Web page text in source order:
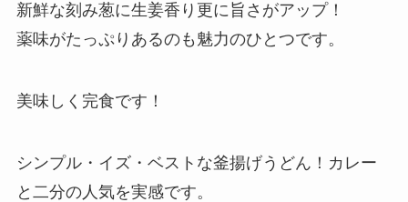
新鮮な刻み葱に生姜香り更に旨さがアップ！
薬味がたっぷりあるのも魅力のひとつです。
美味しく完食です！
シンプル・イズ・ベストな釜揚げうどん！カレー
と二分の人気を実感です。